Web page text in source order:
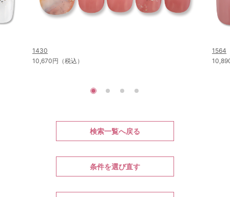
1430
10,670円（税込）
1564
検索一覧へ戻る
条件を選び直す